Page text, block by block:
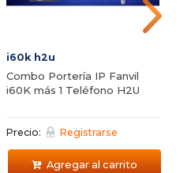
i60k h2u
Combo Portería IP Fanvil
i60K más 1 Teléfono H2U
Precio: Registrarse
Agregar al carrito